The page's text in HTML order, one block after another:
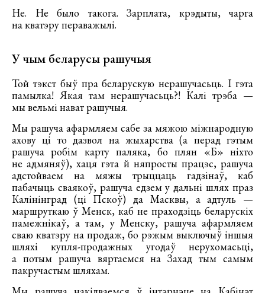
Не. Не было такога. Зарплата, крэдыты, чарга
на кватэру пераважылі.
У чым беларусы рашучыя
Той тэкст быў пра беларускую нерашучасьць. І гэта
памылка! Якая там нерашучасьць?! Калі трэба —
мы вельмі нават рашучыя.
Мы рашуча афармляем сабе за мяжою міжнародную
ахову ці то дазвол на жыхарства (а перад гэтым
рашуча робім карту паляка, бо плян «Б» ніхто
не адмяняў), хаця гэта й няпросты працэс, рашуча
адстойваем на мяжы трыццаць гадзінаў, каб
пабачыць сваякоў, рашуча едзем у дальні шлях праз
Калінінград (ці Пскоў) да Масквы, а адтуль —
маршруткаю ў Менск, каб не праходзіць беларускіх
памежнікаў, а там, у Менску, рашуча афармляем
сваю кватэру на продаж, бо рэжым выключыў іншыя
шляхі купля-продажных угодаў нерухомасьці,
а потым рашуча вяртаемся на Захад тым самым
пакручастым шляхам.